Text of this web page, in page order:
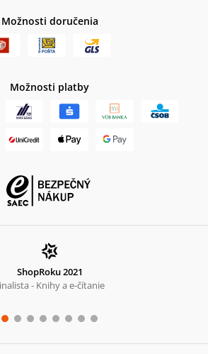
Možnosti doručenia
Možnosti platby
ShopRoku 2021
- Knihy a e-čítanie